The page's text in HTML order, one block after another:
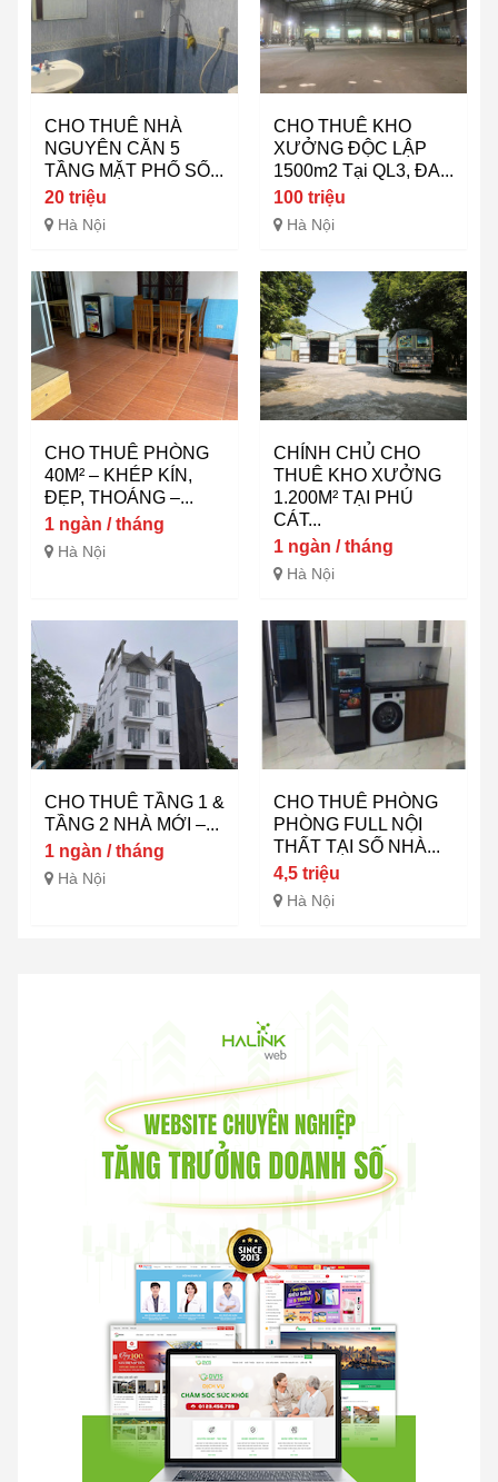
CHO THUÊ NHÀ
NGUYÊN CĂN 5
TẦNG MẶT PHỐ SỐ...
20 triệu
Hà Nội
CHO THUÊ KHO
XƯỞNG ĐỘC LẬP
1500m2 Tại QL3, ĐA...
100 triệu
Hà Nội
CHO THUÊ PHÒNG
40M² – KHÉP KÍN,
ĐẸP, THOÁNG –...
1 ngàn / tháng
Hà Nội
CHÍNH CHỦ CHO
THUÊ KHO XƯỞNG
1.200M² TẠI PHÚ
CÁT...
1 ngàn / tháng
Hà Nội
CHO THUÊ TẦNG 1 &
TẦNG 2 NHÀ MỚI –...
1 ngàn / tháng
Hà Nội
CHO THUÊ PHÒNG
PHÒNG FULL NỘI
THẤT TẠI SỐ NHÀ...
4,5 triệu
Hà Nội